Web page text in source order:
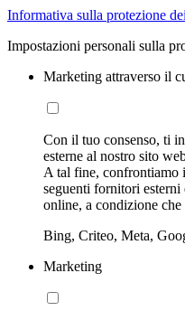
Informativa sulla protezione
Impostazioni personali sulla
Marketing attraverso il
Con il tuo consenso, ti
esterne al nostro sito
A tal fine, confrontiamo
seguenti fornitori
online, a condizione
Bing, Criteo, Meta,
Marketing